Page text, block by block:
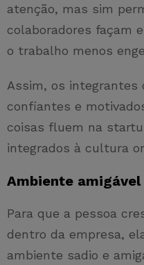
atenção, mas sim
colaboradores façam
o trabalho menos
Assim, os integrantes
confiantes e
coisas fluem na
integrados à cultura
Ambiente amigável
Para que a pessoa
dentro da empresa,
ambiente sadio e